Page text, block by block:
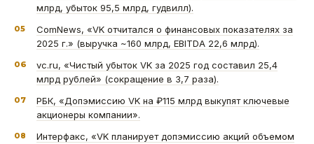
млрд, убыток 95,5 млрд, гудвилл).
05
ComNews, «VK отчитался о финансовых показателях за
2025 г.» (выручка ~160 млрд, EBITDA 22,6 млрд).
06
vc.ru, «Чистый убыток VK за 2025 год составил 25,4
млрд рублей» (сокращение в 3,7 раза).
07
РБК, «Допэмиссию VK на ₽115 млрд выкупят ключевые
акционеры компании».
08
Интерфакс, «VK планирует допэмиссию акций объемом